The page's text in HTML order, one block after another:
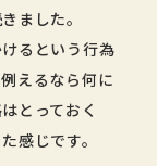
ました。
るという行為
えるなら何に
とっておく
感じです。